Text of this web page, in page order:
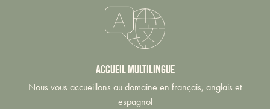
Accueil multilingue
Nous vous accueillons au domaine en français, anglais et
espagnol